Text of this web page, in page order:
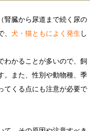
腎臓から尿道まで続く尿の
犬・猫ともによく発生 し
わかることが多いので、飼
。また、性別や動物種、季
てくる点にも注意が必要で